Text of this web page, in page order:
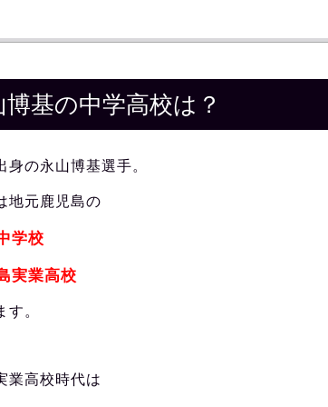
博基の中学高校は？
身の永山博基選手。
地元鹿児島の
学校
実業高校
す。
業高校時代は